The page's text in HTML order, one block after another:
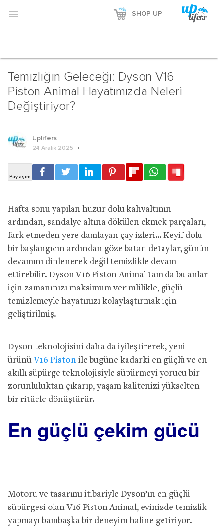
Reklamı Göster
Reklamı Gizle
 SHOP UP
Temizliğin Geleceği: Dyson V16
Piston Animal Hayatımızda Neleri
Değiştiriyor?
Uplifers
24 Aralık 2025
Hafta sonu yapılan huzur dolu kahvaltının
ardından, sandalye altına dökülen ekmek parçaları,
fark etmeden yere damlayan çay izleri… Keyif dolu
bir başlangıcın ardından göze batan detaylar, günün
devamını dinlenerek değil temizlikle devam
ettirebilir. Dyson V16 Piston Animal tam da bu anlar
için zamanınızı maksimum verimlilikle, güçlü
temizlemeyle hayatınızı kolaylaştırmak için
geliştirilmiş.
Dyson teknolojisini daha da iyileştirerek, yeni
ürünü V16 Piston ile bugüne kadarki en güçlü ve en
akıllı süpürge teknolojisiyle süpürmeyi yorucu bir
zorunluluktan çıkarıp, yaşam kalitenizi yükselten
bir ritüele dönüştürür.
En güçlü çekim gücü
Motoru ve tasarımı itibariyle Dyson’ın en güçlü
süpürgesi olan V16 Piston Animal, evinizde temizlik
yapmayı bambaşka bir deneyim haline getiriyor.